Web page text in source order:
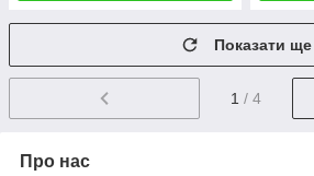
Показати ще
1 / 4
Про нас